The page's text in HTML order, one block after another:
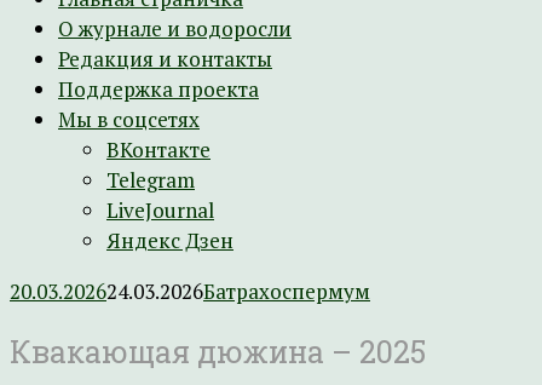
О журнале и водоросли
Редакция и контакты
Поддержка проекта
Мы в соцсетях
ВКонтакте
Telegram
LiveJournal
Яндекс Дзен
20.03.202624.03.2026Батрахоспермум
Квакающая дюжина – 2025